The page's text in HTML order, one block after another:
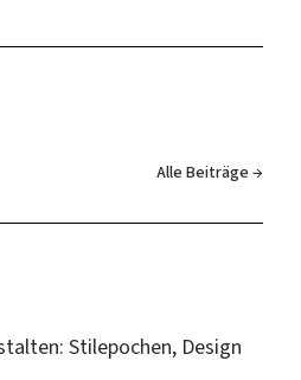
Alle Beiträge →
Stilepochen, Design